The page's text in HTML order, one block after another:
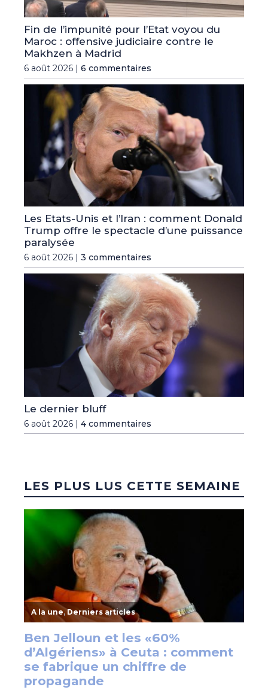
Fin de l’impunité pour l’Etat voyou du
Maroc : offensive judiciaire contre le
Makhzen à Madrid
6 août 2026 | 6 commentaires
Les Etats-Unis et l’Iran : comment Donald
Trump offre le spectacle d’une puissance
paralysée
6 août 2026 | 3 commentaires
Le dernier bluff
6 août 2026 | 4 commentaires
LES PLUS LUS CETTE SEMAINE